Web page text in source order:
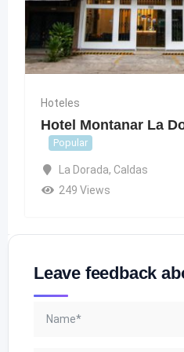
Hoteles
Hotel Montanar La
Popular
La Dorada, Caldas
249 Views
Leave feedback